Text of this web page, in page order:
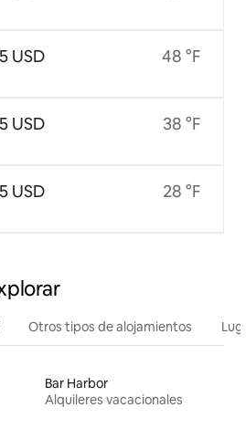
USD
USD
USD
48 °F
38 °F
28 °F
Otros tipos de alojamientos
Bar Harbor
Alquileres vacacionales